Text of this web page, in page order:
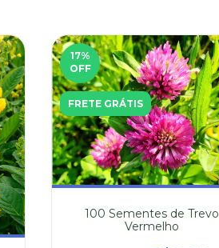
17%
OFF
FRETE GRÁTIS
100 Sementes de Trevo
Vermelho